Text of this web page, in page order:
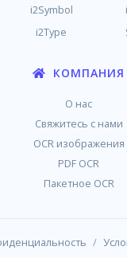
i2Symbol
i2Type
КОМПАНИЯ
О нас
Свяжитесь с нами
OCR изображения
PDF OCR
Пакетное OCR
/